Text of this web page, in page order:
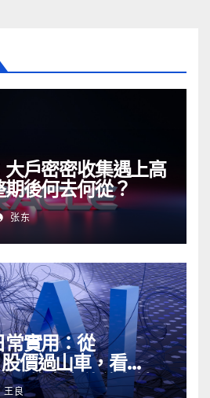
戶密密收集遇上高
後何去何從？
张东
實用：從
價過山車，看
的真實伏位與妙用
王良